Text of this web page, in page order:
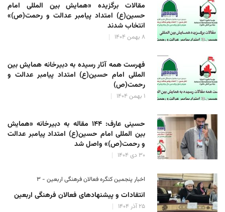
مقالات برگزیده «همایش بین المللی امام
حسین(ع) امتداد پیامبر عدالت و رحمت(ص)»
انتخاب شدند
۸ بهمن ۱۴۰۴
فهرست همه آثار رسیده به دبیرخانه همایش بین
المللی امام حسین(ع) امتداد پیامبر عدالت و
رحمت(ص)
۱ بهمن ۱۴۰۴
حسینی عارف: ۱۴۴ مقاله به دبیرخانه «همایش
بین المللی امام حسین(ع) امتداد پیامبر عدالت
و رحمت(ص)» واصل شد
۳۰ دی ۱۴۰۴
اخبار پنجمین کنگره فعالان فرهنگی اربعین - ۳
انتقادات و پیشنهادهای فعالان فرهنگی اربعین
۲۵ آذر ۱۴۰۴